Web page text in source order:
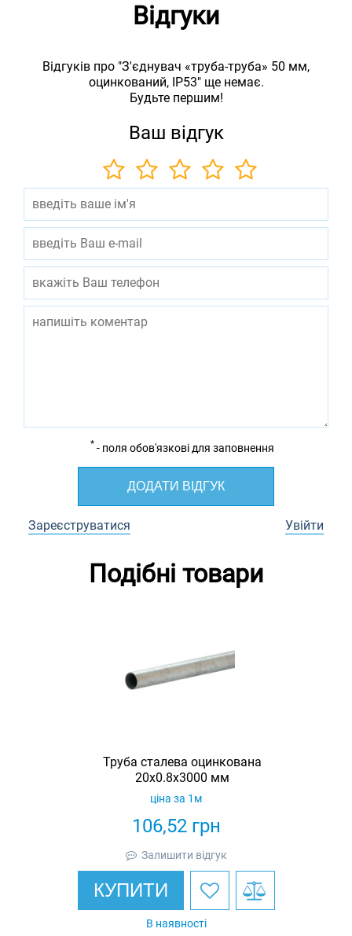
Відгуки
Відгуків про "З'єднувач «труба-труба» 50 мм,
оцинкований, IP53" ще немає.
Будьте першим!
Ваш відгук
* - поля обов'язкові для заповнення
ДОДАТИ ВІДГУК
Зареєструватися Увійти
Подібні товари
Труба сталева оцинкована
20x0.8x3000 мм
106,52грн
ціна за 1м
Залишити відгук
КУПИТИ
В наявності